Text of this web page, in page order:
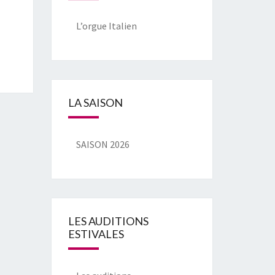
L’orgue Italien
LA SAISON
SAISON 2026
LES AUDITIONS
ESTIVALES